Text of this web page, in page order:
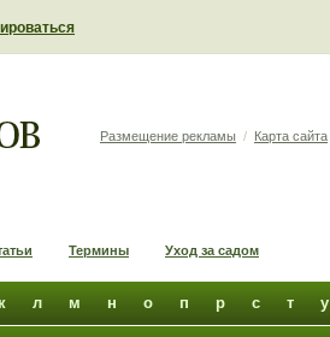
Размещение рекламы / Карта сайта
Термины Уход за садом
к л м н о п р с т у